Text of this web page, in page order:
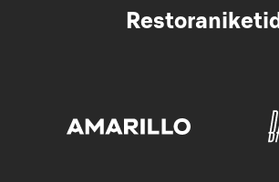
Restoraniketid